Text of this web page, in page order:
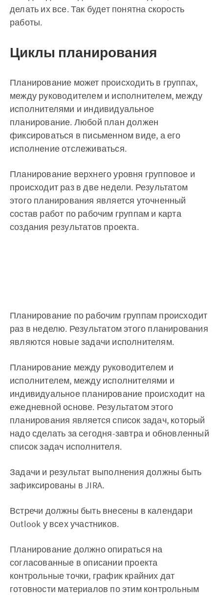
делать их все. Так будет понятна скорость
работы.
Циклы планирования
Планирование может происходить в группах,
между руководителем и исполнителем, между
исполнителями и индивидуальное
планирование. Любой план должен
фиксироваться в письменном виде, а его
исполнение отслеживаться.
Планирование верхнего уровня групповое и
происходит раз в две недели. Результатом
этого планирования является уточненный
состав работ по рабочим группам и карта
создания результатов проекта.
Планирование по рабочим группам происходит
раз в неделю. Результатом этого планирования
являются новые задачи исполнителям.
Планирование между руководителем и
исполнителем, между исполнителями и
индивидуальное планирование происходит на
ежедневной основе. Результатом этого
планирования является список задач, который
надо сделать за сегодня-завтра и обновленный
список задач исполнителя.
Задачи и результат выполнения должны быть
зафиксированы в JIRA.
Встречи должны быть внесены в календари
Outlook у всех участников.
Планирование должно опираться на
согласованные в описании проекта
контрольные точки, график крайних дат
готовности материалов по этим контрольным